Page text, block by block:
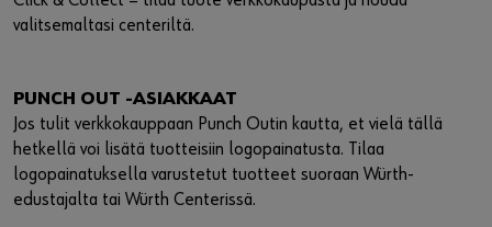
valitsemaltasi centeriltä.
PUNCH OUT -ASIAKKAAT
Jos tulit verkkokauppaan Punch Outin kautta, et vielä tällä
hetkellä voi lisätä tuotteisiin logopainatusta. Tilaa
logopainatuksella varustetut tuotteet suoraan Würth-
edustajalta tai Würth Centerissä.